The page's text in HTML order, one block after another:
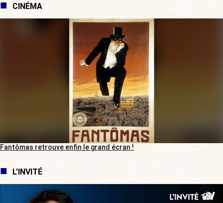
CINÉMA
Fantômas retrouve enfin le grand écran !
L'INVITÉ